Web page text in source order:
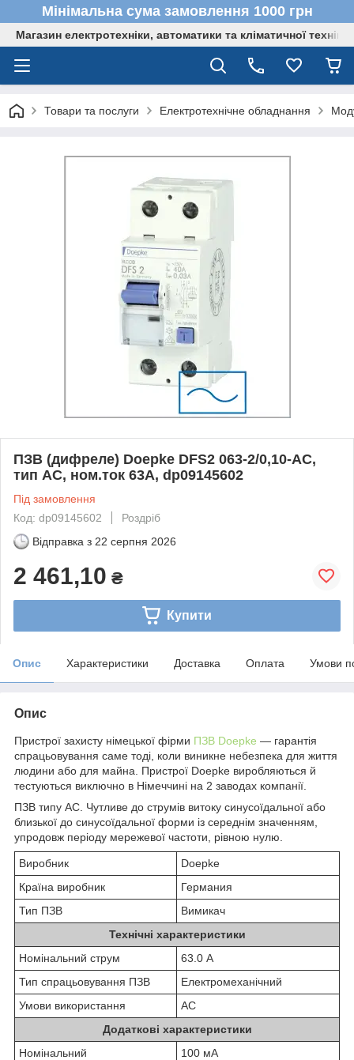
Мінімальна сума замовлення 1000 грн
Магазин електротехніки, автоматики та кліматичної техніки
Товари та послуги Електротехнічне обладнання
ПЗВ (дифреле) Doepke DFS2 063-2/0,10-AC,
тип AC, ном.ток 63А, dp09145602
Під замовлення
Код: dp09145602
Роздріб
Відправка з 22 серпня 2026
2 461,10 ₴
Купити
Опис Характеристики Доставка Оплата Умови
Опис
Пристрої захисту німецької фірми ПЗВ Doepke — гарантія
спрацьовування саме тоді, коли виникне небезпека для життя
людини або для майна. Пристрої Doepke виробляються й
тестуються виключно в Німеччині на 2 заводах компанії.
ПЗВ типу АС. Чутливе до струмів витоку синусоїдальної або
близької до синусоїдальної форми із середнім значенням,
упродовж періоду мережевої частоти, рівною нулю.
Виробник
Doepke
Країна виробник
Германия
Тип ПЗВ
Вимикач
Технічні характеристики
Номінальний струм
63.0 А
Тип спрацьовування ПЗВ
Електромеханічний
Умови використання
АС
Додаткові характеристики
Номінальний
100 мА